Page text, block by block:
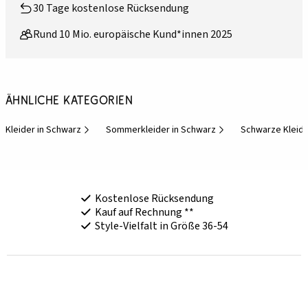
30 Tage kostenlose Rücksendung
Rund 10 Mio. europäische Kund*innen 2025
Ähnliche Kategorien
Kleider in Schwarz Sommerkleider in Schwarz Schwarze
Kostenlose Rücksendung
Kauf auf Rechnung **
Style-Vielfalt in Größe 36-54